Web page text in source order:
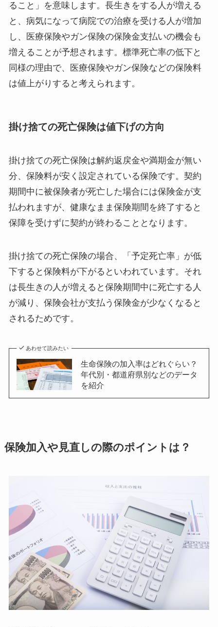
ること」を意味します。長生きをする人が増える
と、病気になって病院での治療を受ける人が増加
し、医療保険やガン保険の保険金支払いの機会も
増えることが予想されます。標準死亡率の低下と
同様の理由で、医療保険やガン保険などの保険料
は値上がりすると考えられます。
掛け捨ての死亡保険は値下げの方向
掛け捨ての死亡保険は解約返戻金や満期金が無い
分、保険料が安く設定されている保険です。契約
期間中に被保険者が死亡した場合には保険金が支
払われますが、健康なまま保険期間を終了すると
保障を受けずに契約が終わることとなります。
掛け捨ての死亡保険の場合、「予定死亡率」が低
下すると保険料が下がるといわれています。それ
は長生きの人が増えると保険期間中に死亡する人
が減り、保険会社が支払う保険金が少なくなると
されるためです。
あわせて読みたい
生命保険の加入率はどれぐらい？
年代別・都道府県別などのデータ
を紹介
保険加入や見直しの際のポイントは？